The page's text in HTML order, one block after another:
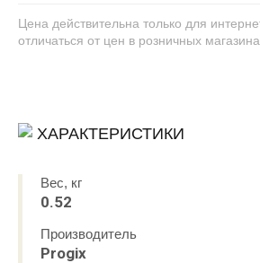
Цена действительна только для
отличаться от цен в розничных
ХАРАКТЕРИСТИКИ
Вес, кг
0.52
Производитель
Progix